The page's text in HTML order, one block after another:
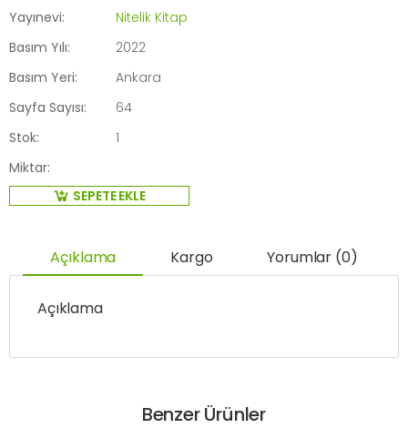
Yayınevi:
Nitelik Kitap
Basım Yılı:
2022
Basım Yeri:
Ankara
Sayfa Sayısı:
64
Stok:
1
Miktar:
SEPETE EKLE
Açıklama Kargo Yorumlar (0)
Açıklama
Benzer Ürünler